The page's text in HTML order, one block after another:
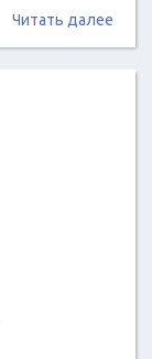
Читать далее